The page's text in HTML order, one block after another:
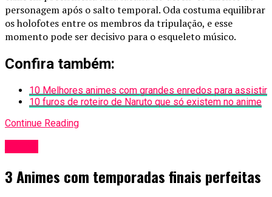
personagem após o salto temporal. Oda costuma equilibrar
os holofotes entre os membros da tripulação, e esse
momento pode ser decisivo para o esqueleto músico.
Confira também:
10 Melhores animes com grandes enredos para assistir
10 furos de roteiro de Naruto que só existem no anime
Continue Reading
3 Animes com temporadas finais perfeitas